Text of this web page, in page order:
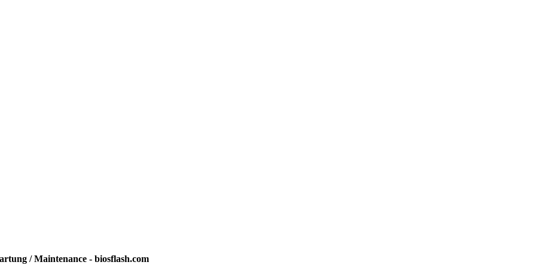
/ Maintenance - biosflash.com